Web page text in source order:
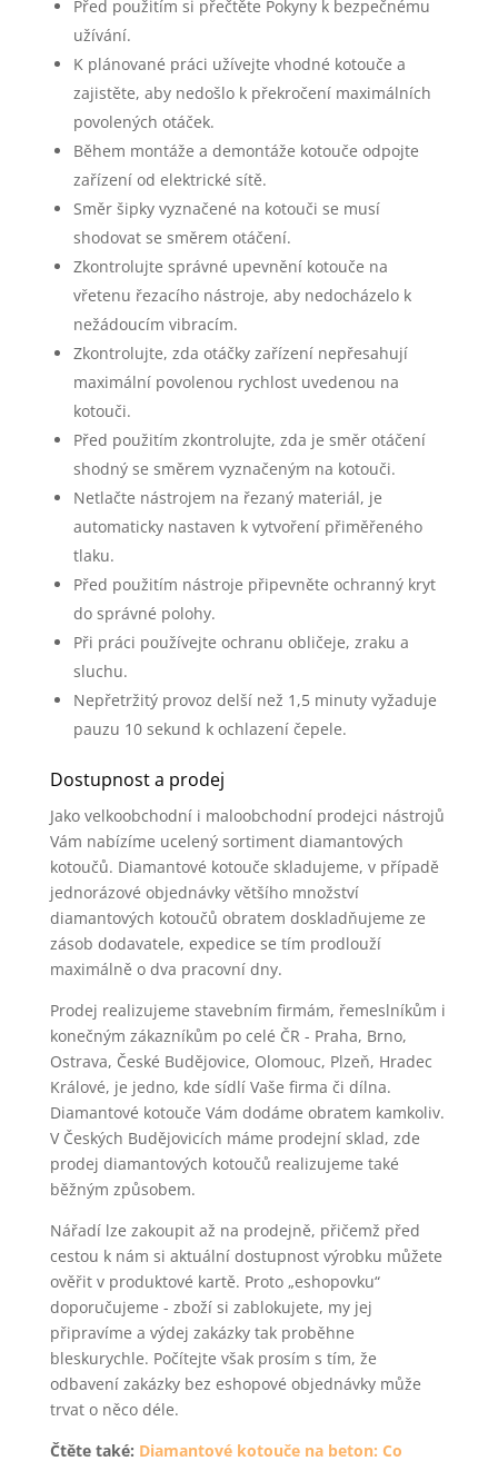
Před použitím si přečtěte Pokyny k bezpečnému
užívání.
K plánované práci užívejte vhodné kotouče a
zajistěte, aby nedošlo k překročení maximálních
povolených otáček.
Během montáže a demontáže kotouče odpojte
zařízení od elektrické sítě.
Směr šipky vyznačené na kotouči se musí
shodovat se směrem otáčení.
Zkontrolujte správné upevnění kotouče na
vřetenu řezacího nástroje, aby nedocházelo k
nežádoucím vibracím.
Zkontrolujte, zda otáčky zařízení nepřesahují
maximální povolenou rychlost uvedenou na
kotouči.
Před použitím zkontrolujte, zda je směr otáčení
shodný se směrem vyznačeným na kotouči.
Netlačte nástrojem na řezaný materiál, je
automaticky nastaven k vytvoření přiměřeného
tlaku.
Před použitím nástroje připevněte ochranný kryt
do správné polohy.
Při práci používejte ochranu obličeje, zraku a
sluchu.
Nepřetržitý provoz delší než 1,5 minuty vyžaduje
pauzu 10 sekund k ochlazení čepele.
Dostupnost a prodej
Jako velkoobchodní i maloobchodní prodejci nástrojů
Vám nabízíme ucelený sortiment diamantových
kotoučů. Diamantové kotouče skladujeme, v případě
jednorázové objednávky většího množství
diamantových kotoučů obratem doskladňujeme ze
zásob dodavatele, expedice se tím prodlouží
maximálně o dva pracovní dny.
Prodej realizujeme stavebním firmám, řemeslníkům i
konečným zákazníkům po celé ČR - Praha, Brno,
Ostrava, České Budějovice, Olomouc, Plzeň, Hradec
Králové, je jedno, kde sídlí Vaše firma či dílna.
Diamantové kotouče Vám dodáme obratem kamkoliv.
V Českých Budějovicích máme prodejní sklad, zde
prodej diamantových kotoučů realizujeme také
běžným způsobem.
Nářadí lze zakoupit až na prodejně, přičemž před
cestou k nám si aktuální dostupnost výrobku můžete
ověřit v produktové kartě. Proto „eshopovku“
doporučujeme - zboží si zablokujete, my jej
připravíme a výdej zakázky tak proběhne
bleskurychle. Počítejte však prosím s tím, že
odbavení zakázky bez eshopové objednávky může
trvat o něco déle.
Čtěte také: Diamantové kotouče na beton: Co